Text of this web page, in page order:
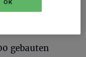
gebauten
OK